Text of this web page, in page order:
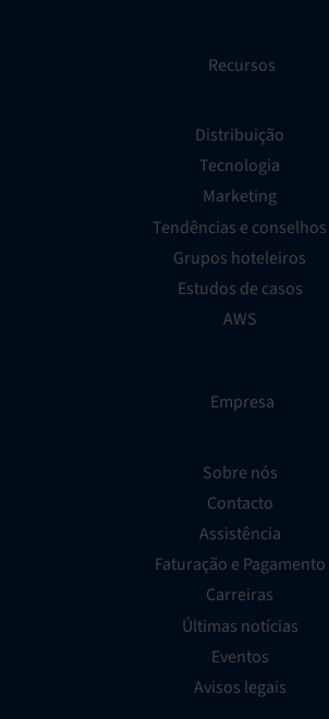
Recursos
Distribuição
Tecnologia
Marketing
Tendências e conselhos
Grupos hoteleiros
Estudos de casos
AWS
Empresa
Sobre nós
Contacto
Assistência
Faturação e Pagamento
Carreiras
Últimas notícias
Eventos
Avisos legais